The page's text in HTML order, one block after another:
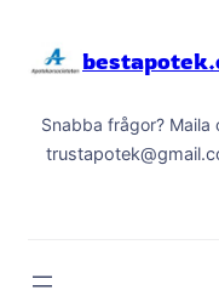
Snabba frågor? Maila